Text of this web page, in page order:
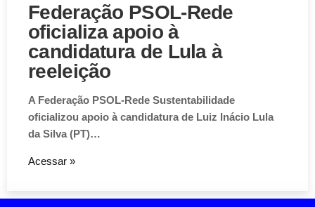
Federação PSOL-Rede
oficializa apoio à
candidatura de Lula à
reeleição
A Federação PSOL-Rede Sustentabilidade
oficializou apoio à candidatura de Luiz Inácio Lula
da Silva (PT)…
Acessar »